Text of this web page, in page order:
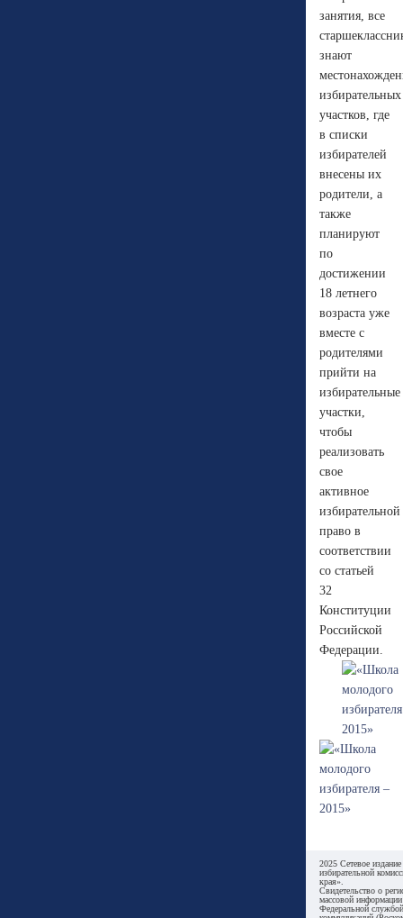
занятия, все
знают
избирательных
участков, где
в списки
избирателей
внесены их
родители, а
также
планируют
по
достижении
18 летнего
возраста уже
вместе с
родителями
прийти на
избирательные
участки,
чтобы
реализовать
свое
активное
избирательной
право в
соответствии
со статьей
32
Конституции
Российской
Федерации.
2025 Сетевое
избирательной
края».
Свидетельство о
массовой
Федеральной